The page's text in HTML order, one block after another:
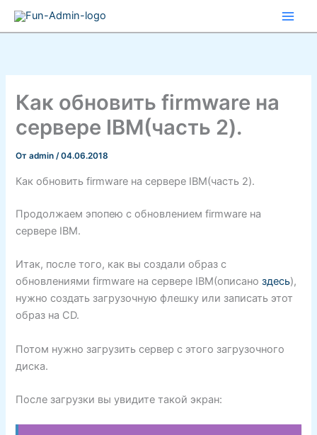
Перейти
Как обновить firmware на
сервере IBM(часть 2).
Отadmin/04.06.2018
Как обновить firmware на сервере IBM(часть 2).
Продолжаем эпопею с обновлением firmware на
сервере IBM.
Итак, после того, как вы создали образ с
обновлениями firmware на сервере IBM(описаноздесь),
нужно создать загрузочную флешку или записать этот
образ на CD.
Потом нужно загрузить сервер с этого загрузочного
диска.
После загрузки вы увидите такой экран: